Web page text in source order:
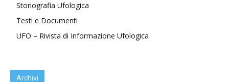
Storiografia Ufologica
Testi e Documenti
UFO – Rivista di Informazione Ufologica
Archivi